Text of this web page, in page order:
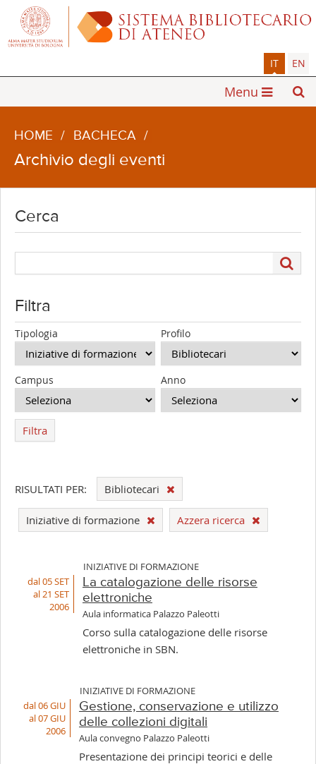
IT EN
Menu
HOME / BACHECA /
Archivio degli eventi
Cerca
Filtra
Tipologia Profilo
Campus Anno
Filtra
RISULTATI PER: Bibliotecari
Iniziative di formazione Azzera ricerca
INIZIATIVE DI FORMAZIONE
dal 05 SET
al 21 SET
2006
La catalogazione delle risorse
elettroniche
Aula informatica Palazzo Paleotti
Corso sulla catalogazione delle risorse
elettroniche in SBN.
INIZIATIVE DI FORMAZIONE
dal 06 GIU
al 07 GIU
2006
Gestione, conservazione e utilizzo
delle collezioni digitali
Aula convegno Palazzo Paleotti
Presentazione dei principi teorici e delle